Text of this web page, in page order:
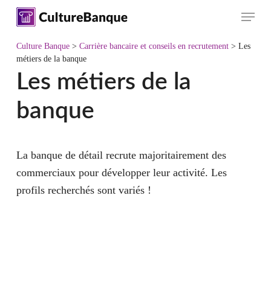
Skip
main
content
Menu
Culture Banque> Carrière bancaire et conseils en recrutement> Les
métiers de la banque
Les métiers de la
banque
La banque de détail recrute majoritairement des
commerciauxpour développer leur activité. Les
profils recherchés sont variés !